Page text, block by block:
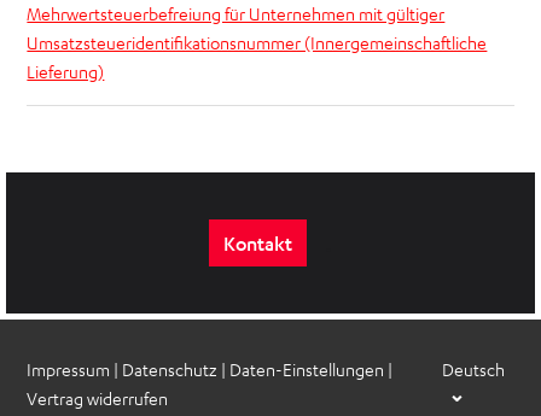
Mehrwertsteuerbefreiung für Unternehmen mit gültiger
Umsatzsteueridentifikationsnummer (Innergemeinschaftliche
Lieferung)
Kontakt
Impressum | Datenschutz | Daten-Einstellungen |
Vertrag widerrufen
Deutsch